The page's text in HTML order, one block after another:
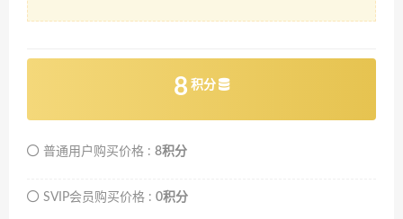
8 积分
普通用户购买价格 : 8积分
SVIP会员购买价格 : 0积分